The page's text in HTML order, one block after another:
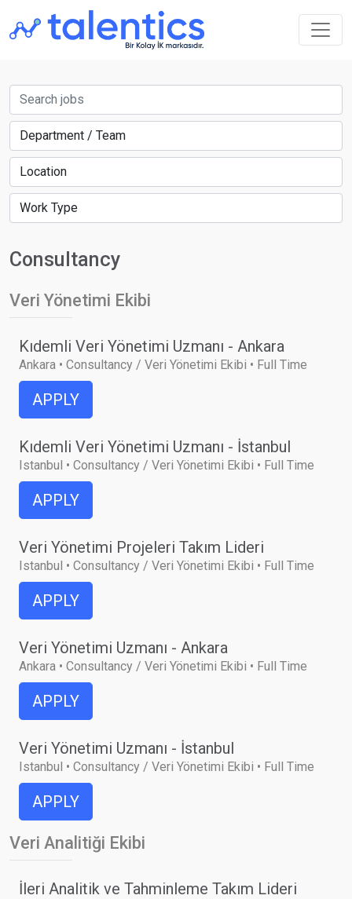
Consultancy
Veri Yönetimi Ekibi
Kıdemli Veri Yönetimi Uzmanı - Ankara
Ankara • Consultancy / Veri Yönetimi Ekibi • Full Time
APPLY
Kıdemli Veri Yönetimi Uzmanı - İstanbul
Istanbul • Consultancy / Veri Yönetimi Ekibi • Full Time
APPLY
Veri Yönetimi Projeleri Takım Lideri
Istanbul • Consultancy / Veri Yönetimi Ekibi • Full Time
APPLY
Veri Yönetimi Uzmanı - Ankara
Ankara • Consultancy / Veri Yönetimi Ekibi • Full Time
APPLY
Veri Yönetimi Uzmanı - İstanbul
Istanbul • Consultancy / Veri Yönetimi Ekibi • Full Time
APPLY
Veri Analitiği Ekibi
İleri Analitik ve Tahminleme Takım Lideri